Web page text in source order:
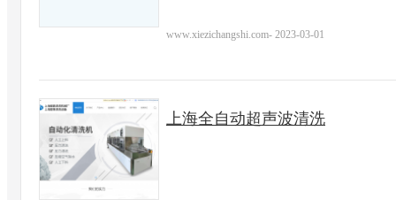
www.xiezichangshi.com- 2023-03-01
上海全自动超声波清洗